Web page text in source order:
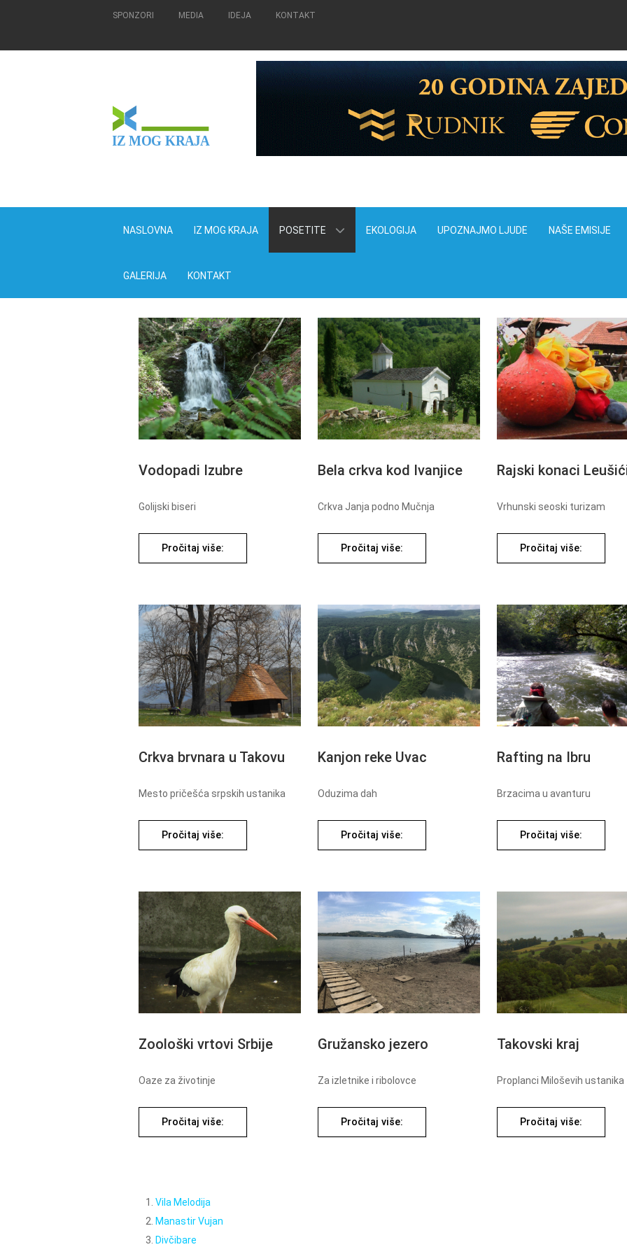
SPONZORI MEDIA IDEJA KONTAKT
IZ MOG KRAJA
NASLOVNA IZ MOG KRAJA POSETITE EKOLOGIJA UPOZNAJMO LJUDE NAŠE EMISIJE
GALERIJA KONTAKT
Vodopadi Izubre
Golijski biseri
Pročitaj više:
Crkva brvnara u Takovu
Mesto pričešća srpskih ustanika
Pročitaj više:
Zoološki vrtovi Srbije
Oaze za životinje
Pročitaj više:
Bela crkva kod Ivanjice
Crkva Janja podno Mučnja
Pročitaj više:
Kanjon reke Uvac
Oduzima dah
Pročitaj više:
Gružansko jezero
Za izletnike i ribolovce
Pročitaj više:
Rajski konaci
Vrhunski seoski turizam
Pročitaj više:
Rafting na Ibru
Brzacima u avanturu
Pročitaj više:
Takovski kraj
Proplanci Miloševih ustanika
Pročitaj više:
Vila Melodija
Manastir Vujan
Divčibare